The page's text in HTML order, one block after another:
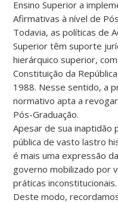
Ensino Superior a
Afirmativas à nível de
Todavia, as políticas de
Superior têm suporte
hierárquico superior,
Constituição da
1988. Nesse sentido, a
normativo apta a
Pós-Graduação.
Apesar de sua inaptidão
pública de vasto lastro
é mais uma expressão
governo mobilizado por
práticas inconstitucionais.
Deste modo,